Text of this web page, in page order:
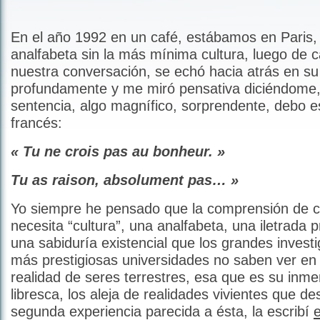
En el año 1992 en un café, estábamos en
analfabeta sin la más mínima cultura, luego de
nuestra conversación, se echó hacia atrás en
profundamente y me miró pensativa
sentencia, algo magnífico, sorprendente, debo
francés:
« Tu ne crois pas au bonheur. »
Tu as raison, absolument pas… »
Yo siempre he pensado que la comprensión de
necesita “cultura”, una analfabeta, una iletrada
una sabiduría existencial que los grandes
más prestigiosas universidades no saben ver
realidad de seres terrestres, esa que es su
libresca, los aleja de realidades vivientes que
segunda experiencia parecida a ésta, la escribí